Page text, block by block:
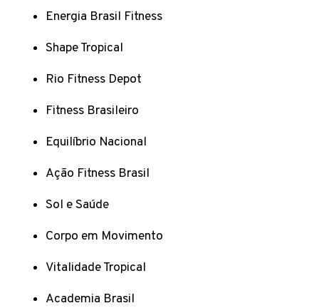
Energia Brasil Fitness
Shape Tropical
Rio Fitness Depot
Fitness Brasileiro
Equilíbrio Nacional
Ação Fitness Brasil
Sol e Saúde
Corpo em Movimento
Vitalidade Tropical
Academia Brasil